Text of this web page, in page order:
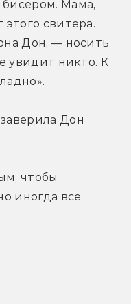
Мама,
этого свитера.
Дон, — носить
увидит никто. К
Дон
чтобы
иногда все